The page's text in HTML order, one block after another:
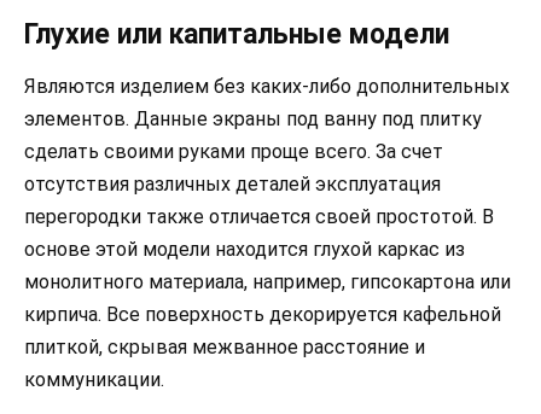
Глухие или капитальные модели
Являются изделием без каких-либо дополнительных
элементов. Данные экраны под ванну под плитку
сделать своими руками проще всего. За счет
отсутствия различных деталей эксплуатация
перегородки также отличается своей простотой. В
основе этой модели находится глухой каркас из
монолитного материала, например, гипсокартона или
кирпича. Все поверхность декорируется кафельной
плиткой, скрывая межванное расстояние и
коммуникации.